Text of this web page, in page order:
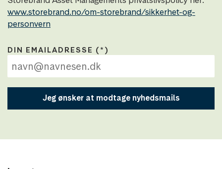
www.storebrand.no/om-storebrand/sikkerhet-og-
personvern
DIN EMAILADRESSE
Jeg ønsker at modtage nyhedsmails